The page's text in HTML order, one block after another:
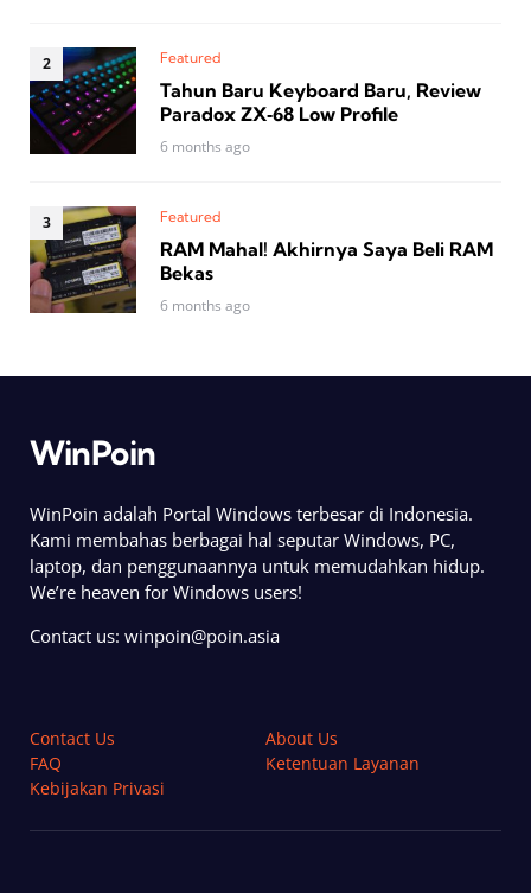
Featured
Tahun Baru Keyboard Baru, Review
Paradox ZX‑68 Low Profile
6 months ago
Featured
RAM Mahal! Akhirnya Saya Beli RAM
Bekas
6 months ago
WinPoin
WinPoin adalah Portal Windows terbesar di Indonesia.
Kami membahas berbagai hal seputar Windows, PC,
laptop, dan penggunaannya untuk memudahkan hidup.
We’re heaven for Windows users!
Contact us: winpoin@poin.asia
Contact Us
About Us
FAQ
Ketentuan Layanan
Kebijakan Privasi